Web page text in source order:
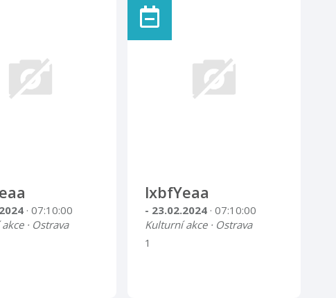
· 07:10:00
· Ostrava
lxbfYeaa
- 23.02.2024 · 07:10:00
Kulturní akce · Ostrava
1